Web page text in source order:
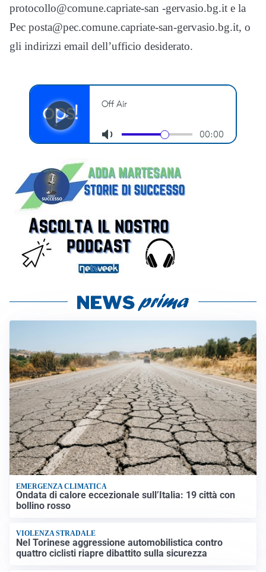
protocollo@comune.capriate-san -gervasio.bg.it e la
Pec posta@pec.comune.capriate-san-gervasio.bg.it, o
gli indirizzi email dell’ufficio desiderato.
EMERGENZA CLIMATICA
Ondata di calore eccezionale sull’Italia: 19 città con
bollino rosso
VIOLENZA STRADALE
Nel Torinese aggressione automobilistica contro
quattro ciclisti riapre dibattito sulla sicurezza